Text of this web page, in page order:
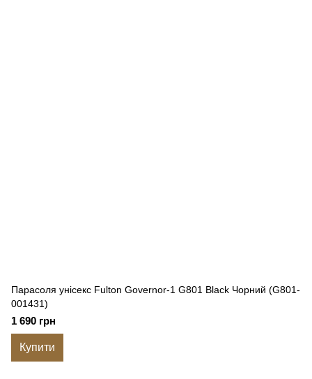
Парасоля унісекс Fulton Governor-1 G801 Black Чорний (G801-
001431)
1 690 грн
Купити